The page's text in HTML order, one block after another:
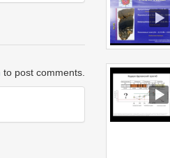
to post comments.